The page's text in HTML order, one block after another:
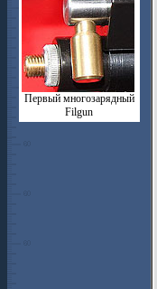
Первый многозарядный
Filgun